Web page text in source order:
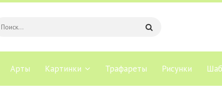
Арты Картинки Трафареты Рисунки